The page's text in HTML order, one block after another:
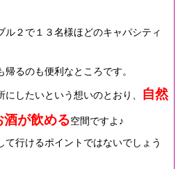
ル２で１３名様ほどのキャパシティ
るのも便利なところです。
したいという想いのとおり、
自然
が飲める空間ですよ♪
て行けるポイントではないでしょう